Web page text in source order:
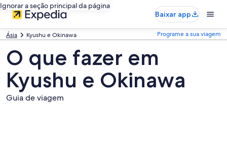
Ignorar a seção principal da página
Baixar app
Ásia Kyushu e Okinawa Programe a sua viagem
O que fazer em
Kyushu e Okinawa
Guia de viagem